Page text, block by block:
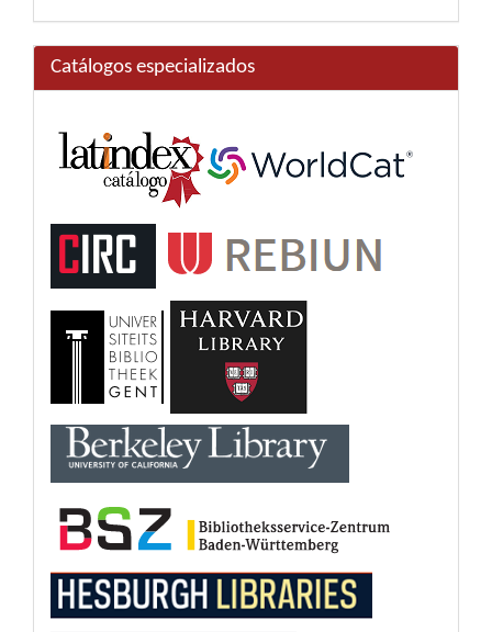
Catálogos especializados